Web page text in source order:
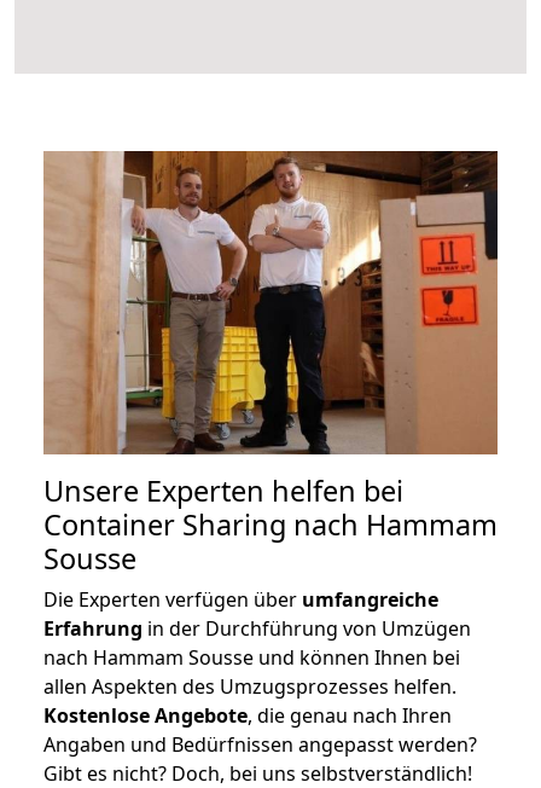
Unsere Experten helfen bei
Container Sharing nach Hammam
Sousse
Die Experten verfügen über umfangreiche
Erfahrung in der Durchführung von Umzügen
nach Hammam Sousse und können Ihnen bei
allen Aspekten des Umzugsprozesses helfen.
Kostenlose Angebote, die genau nach Ihren
Angaben und Bedürfnissen angepasst werden?
Gibt es nicht? Doch, bei uns selbstverständlich!